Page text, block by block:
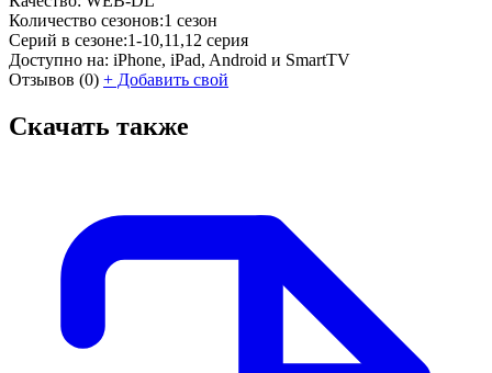
Количество сезонов:1 сезон
Серий в сезоне:1-10,11,12 серия
Доступно на: iPhone, iPad, Android и SmartTV
Отзывов (0) + Добавить свой
Скачать также